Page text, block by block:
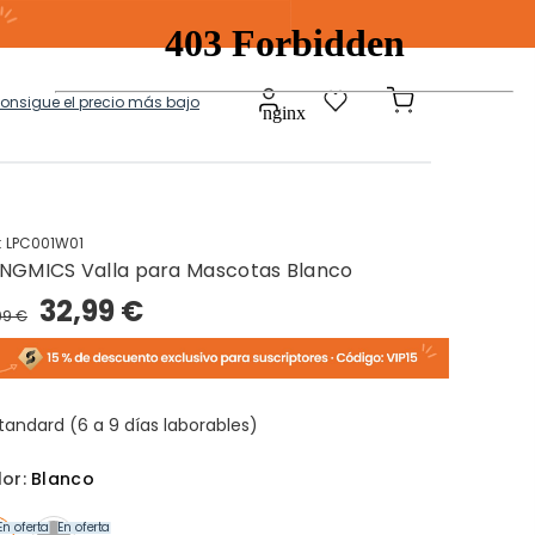
el precio más bajo
Modulares
Ropa Sucia Baules Ottoman
LPC001W01
Valla para Mascotas Blanco
€ 32,99 €
(6 a 9 días laborables)
Blanco
oferta En oferta